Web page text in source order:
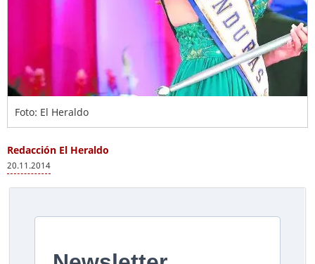
Foto: El Heraldo
Redacción El Heraldo
20.11.2014